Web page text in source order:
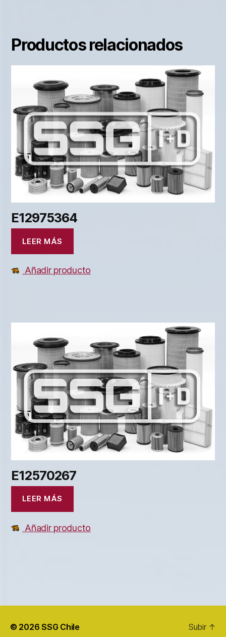
Productos relacionados
E12975364
LEER MÁS
Añadir producto
E12570267
LEER MÁS
Añadir producto
© 2026SSG Chile Subir ↑